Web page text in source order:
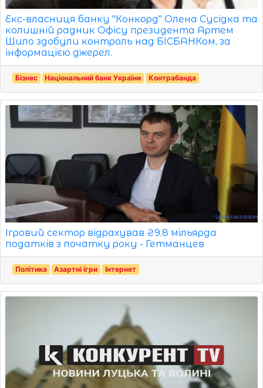
Екс-власниця банку "Конкорд" Олена Сусідка та
колишній радник Офісу президента Артем
Шило здобули контроль над БІСБАНКом, за
інформацією джерел.
Бізнес Національний банк України Контрабанда
Ігровий сектор відрахував ₴9,8 мільярда
податків з початку року - Гетманцев
Політика Азартні ігри Інтернет